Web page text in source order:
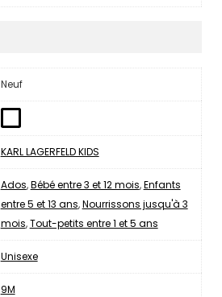
Neuf
KARL LAGERFELD KIDS
Ados,Bébé entre 3 et 12 mois,Enfants
entre 5 et 13 ans,Nourrissons jusqu'à 3
mois,Tout-petits entre 1 et 5 ans
Unisexe
9M